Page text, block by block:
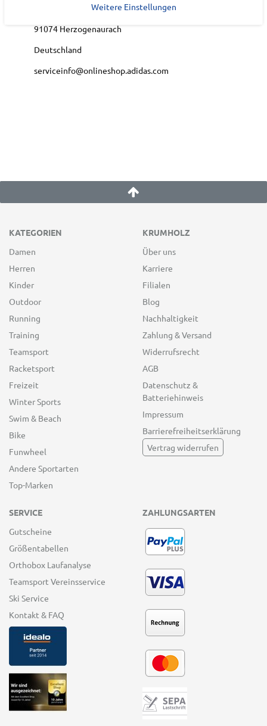
Adi-Dassler-Platz1-2
91074 Herzogenaurach
Deutschland
serviceinfo@onlineshop.adidas.com
KATEGORIEN
Damen
Herren
Kinder
Outdoor
Running
Training
Teamsport
Racketsport
Freizeit
Winter Sports
Swim & Beach
Bike
Funwheel
Andere Sportarten
Top-Marken
KRUMHOLZ
Über uns
Karriere
Filialen
Blog
Nachhaltigkeit
Zahlung & Versand
Widerrufsrecht
AGB
Datenschutz &
Batteriehinweis
Impressum
Barrierefreiheitserklärung
Vertrag widerrufen
SERVICE
Gutscheine
Größentabellen
Orthobox Laufanalyse
Teamsport Vereinsservice
Ski Service
Kontakt & FAQ
ZAHLUNGSARTEN
Weitere Einstellungen